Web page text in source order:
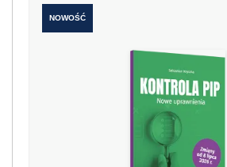
Kontrola PIP. Nowe uprawnienia
Kup